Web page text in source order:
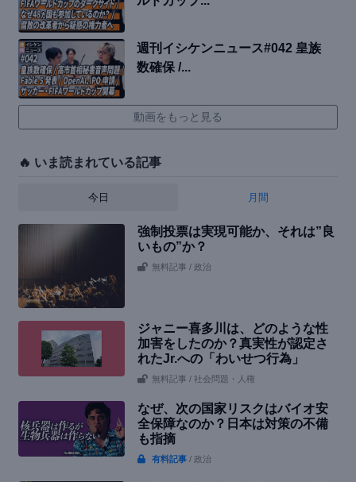
週刊イシケンニュース#042 皇族
数確保 /...
動画をもっと見る
🔥 いま読まれている記事
今日 月間
強制投票は実現可能か、それは”良
いもの”か？
無料記事 / 政治
ジャニー喜多川は、どのような性
加害をしたのか？真実性が認定さ
れたJr.への「わいせつ行為」
無料記事 / 社会問題・人権
なぜ、次の国家リスクはバイオ安
全保障なのか？日本は対策の不備
も指摘
有料記事 / 政治